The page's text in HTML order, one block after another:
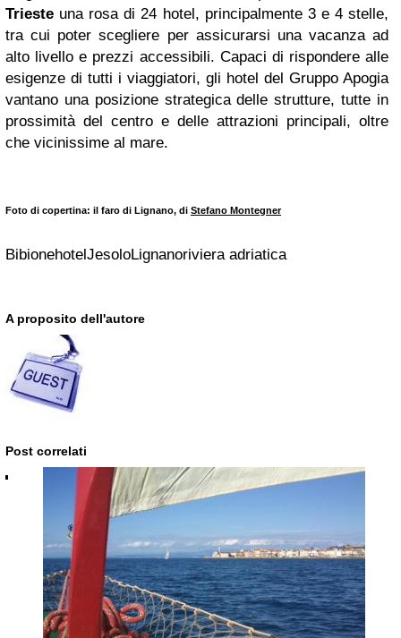
Trieste una rosa di 24 hotel, principalmente 3 e 4 stelle,
tra cui poter scegliere per assicurarsi una vacanza ad
alto livello e prezzi accessibili. Capaci di rispondere alle
esigenze di tutti i viaggiatori, gli hotel del Gruppo Apogia
vantano una posizione strategica delle strutture, tutte in
prossimità del centro e delle attrazioni principali, oltre
che vicinissime al mare.
Foto di copertina: il faro di Lignano, di Stefano Montegner
BibionehotelJesoloLignanoriviera adriatica
A proposito dell'autore
Post correlati